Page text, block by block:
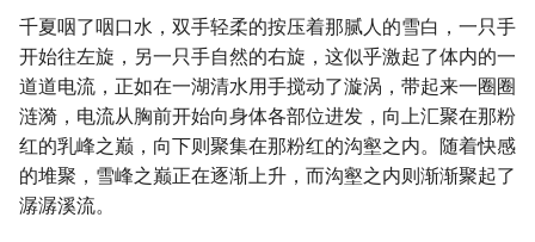
千夏咽了咽口水，双手轻柔的按压着那腻人的雪白，一只手
开始往左旋，另一只手自然的右旋，这似乎激起了体内的一
道道电流，正如在一湖清水用手搅动了漩涡，带起来一圈圈
涟漪，电流从胸前开始向身体各部位进发，向上汇聚在那粉
红的乳峰之巅，向下则聚集在那粉红的沟壑之内。随着快感
的堆聚，雪峰之巅正在逐渐上升，而沟壑之内则渐渐聚起了
潺潺溪流。